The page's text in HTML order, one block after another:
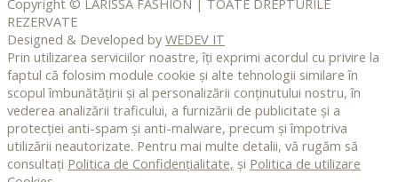
Copyright © LARISSA FASHION | TOATE DREPTURILE
REZERVATE
Designed & Developed by WEDEV IT
Prin utilizarea serviciilor noastre, îți exprimi acordul cu privire la
faptul că folosim module cookie și alte tehnologii similare în
scopul îmbunătățirii și al personalizării conținutului nostru, în
vederea analizării traficului, a furnizării de publicitate și a
protecției anti-spam și anti-malware, precum și împotriva
utilizării neautorizate. Pentru mai multe detalii, vă rugăm să
consultați Politica de Confidențialitate, și Politica de utilizare